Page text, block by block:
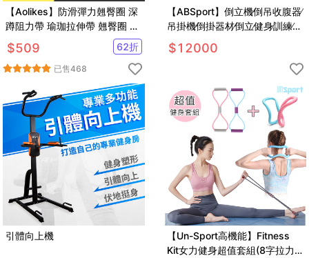
【Aolikes】防滑彈力翹臀圈 深
蹲阻力帶 瑜珈拉伸帶 翹臀圈 虐
臀圈
$509 62折
已售468
【ABSport】倒立機∕倒吊收腹器∕
吊掛機∕倒掛器材∕倒立∕健身∕訓練∕拉
伸
$12000
引體向上機
【Un-Sport高機能】Fitness
Kit女力健身超值套組(8字拉力